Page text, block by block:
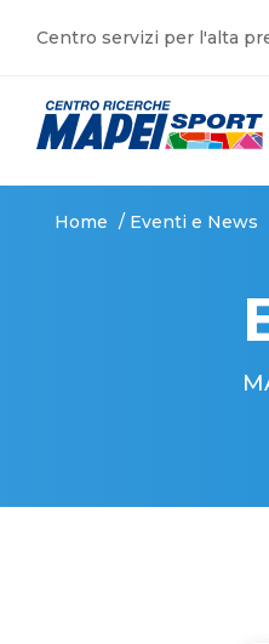
Centro servizi per l'alta
Home / Eventi e News